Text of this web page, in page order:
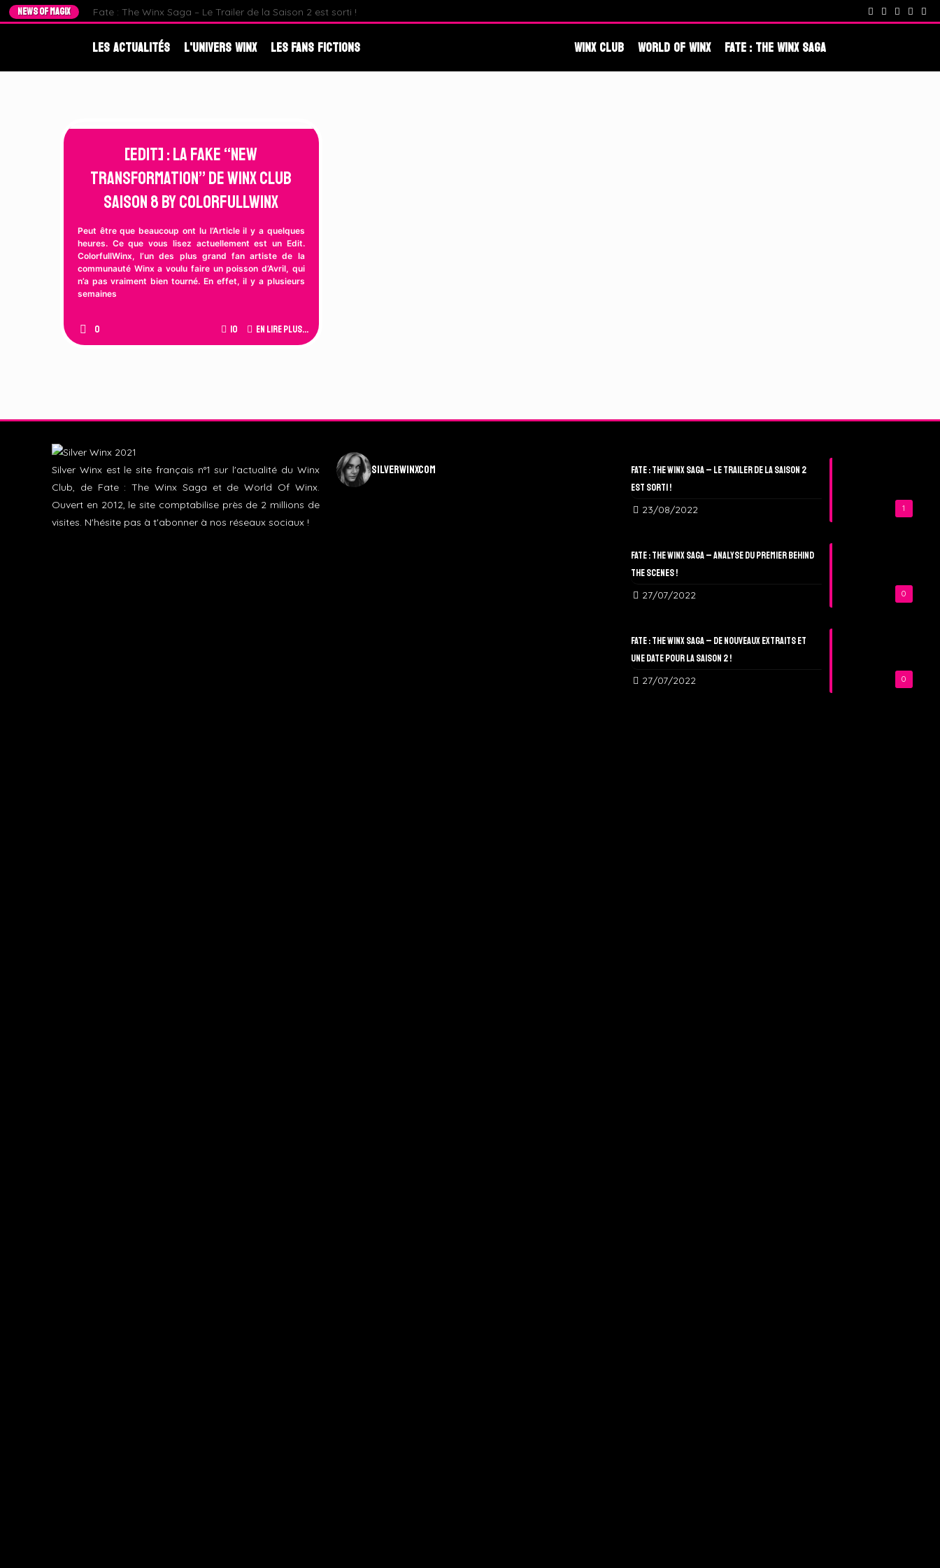
NEWS OF MAGIX Fate : The Winx Saga – Le Trailer de la Saison 2 est sorti ! Fate : The Winx Saga – De nouveaux extraits et une date
Les Actualités L'Univers Winx Les Fans Fictions Winx Club World Of Winx Fate : The Winx Saga
[EDIT] : La Fake “New
Transformation” de Winx Club
Saison 8 by ColorfullWinx
Peut être que beaucoup ont lu l’Article il y a quelques
heures. Ce que vous lisez actuellement est un Edit.
ColorfullWinx, l’un des plus grand fan artiste de la
communauté Winx a voulu faire un poisson d’Avril, qui
n’a pas vraiment bien tourné. En effet, il y a plusieurs
semaines
0 10 En lire plus...
Silver Winx est le site français n°1 sur l'actualité du Winx
Club, de Fate : The Winx Saga et de World Of Winx.
Ouvert en 2012, le site comptabilise près de 2 millions de
visites. N'hésite pas à t'abonner à nos réseaux sociaux !
silverwinxcom
1
Fate : The Winx Saga – Le Trailer de la Saison 2
est sorti !
23/08/2022
0
Fate : The Winx Saga – Analyse du Premier Behind
The Scenes !
27/07/2022
0
Fate : The Winx Saga – De nouveaux extraits et
une date pour la Saison 2 !
27/07/2022